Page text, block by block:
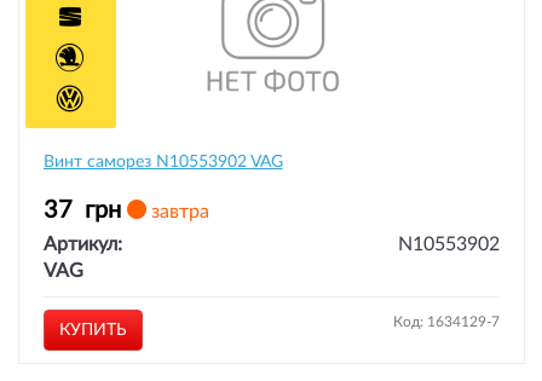
Винт саморез N10553902 VAG
37 грн
завтра
Артикул:
N10553902
VAG
КУПИТЬ Код: 1634129-7